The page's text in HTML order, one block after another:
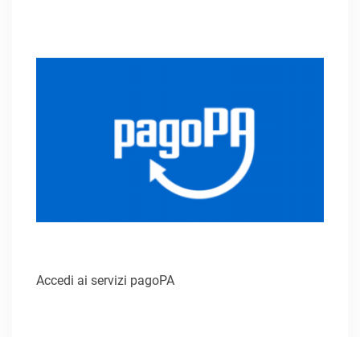
Accedi ai servizi pagoPA